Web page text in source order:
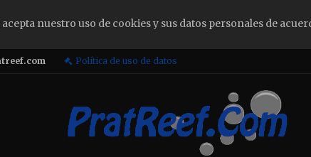
nuestro uso de cookies y sus datos personales de
Política de uso de datos